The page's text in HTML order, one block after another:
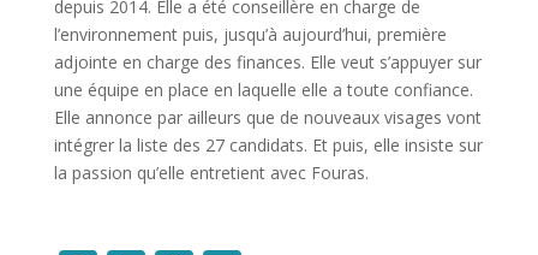
depuis 2014. Elle a été conseillère en charge de
l’environnement puis, jusqu’à aujourd’hui, première
adjointe en charge des finances. Elle veut s’appuyer sur
une équipe en place en laquelle elle a toute confiance.
Elle annonce par ailleurs que de nouveaux visages vont
intégrer la liste des 27 candidats. Et puis, elle insiste sur
la passion qu’elle entretient avec Fouras.